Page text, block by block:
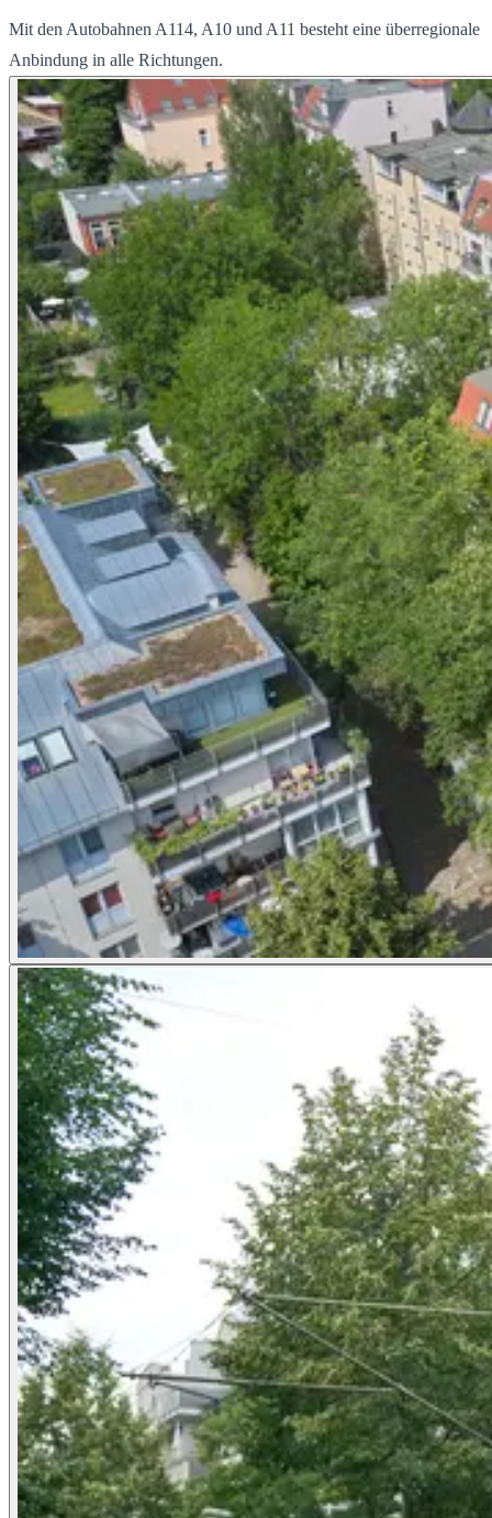
Mit den Autobahnen A114, A10 und A11 besteht eine überregionale
Anbindung in alle Richtungen.